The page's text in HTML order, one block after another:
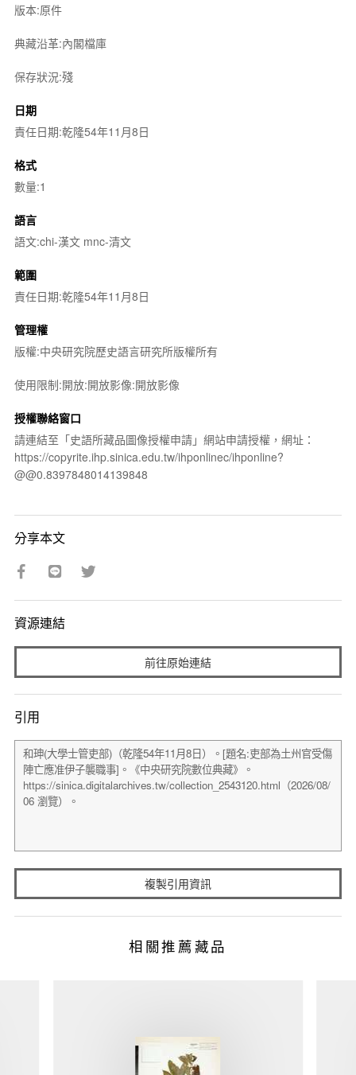
版本:原件
典藏沿革:內閣檔庫
保存狀況:殘
日期
責任日期:乾隆54年11月8日
格式
數量:1
語言
語文:chi-漢文 mnc-清文
範圍
責任日期:乾隆54年11月8日
管理權
版權:中央研究院歷史語言研究所版權所有
使用限制:開放:開放影像:開放影像
授權聯絡窗口
請連結至「史語所藏品圖像授權申請」網站申請授權，網址：
https://copyrite.ihp.sinica.edu.tw/ihponlinec/ihponline?
@@0.8397848014139848
分享本文
資源連結
前往原始連結
引用
複製引用資訊
相關推薦藏品